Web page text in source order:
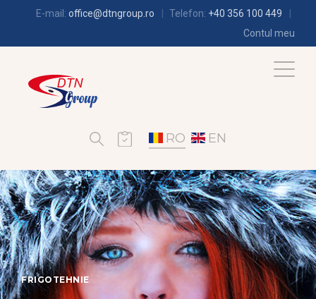
E-mail: office@dtngroup.ro Telefon: +40 356 100 449
Contul meu
RO EN
FRIGOTEHNIE